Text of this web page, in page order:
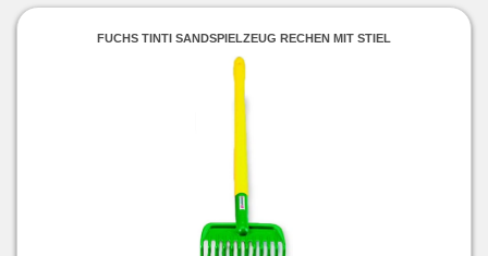
FUCHS TINTI SANDSPIELZEUG RECHEN MIT STIEL